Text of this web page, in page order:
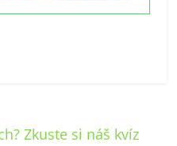
Zkuste si náš kvíz